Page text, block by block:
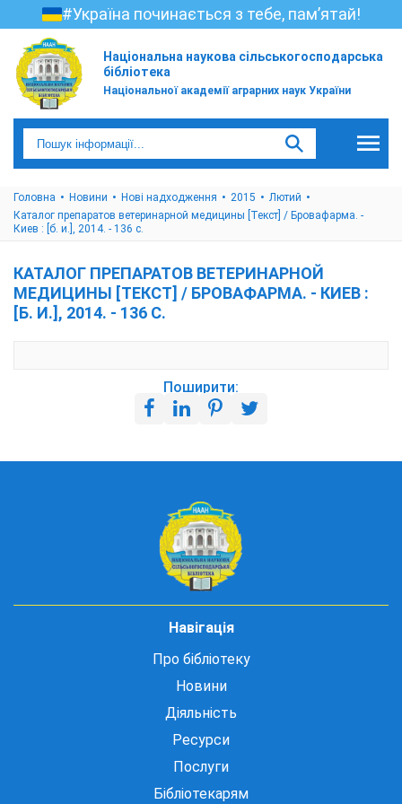
#Україна починається з тебе, пам’ятай!
Національна наукова сільськогосподарська
бібліотека
Національної академії аграрних наук України
Головна Новини Нові надходження 2015
Лютий
Каталог препаратов ветеринарной медицины [Текст] / Бровафарма. -
Киев : [б. и.], 2014. - 136 с.
КАТАЛОГ ПРЕПАРАТОВ ВЕТЕРИНАРНОЙ
МЕДИЦИНЫ [ТЕКСТ] / БРОВАФАРМА. - КИЕВ :
[Б. И.], 2014. - 136 С.
Поширити:
Навігація
Про бібліотеку
Новини
Діяльність
Ресурси
Послуги
Бібліотекарям